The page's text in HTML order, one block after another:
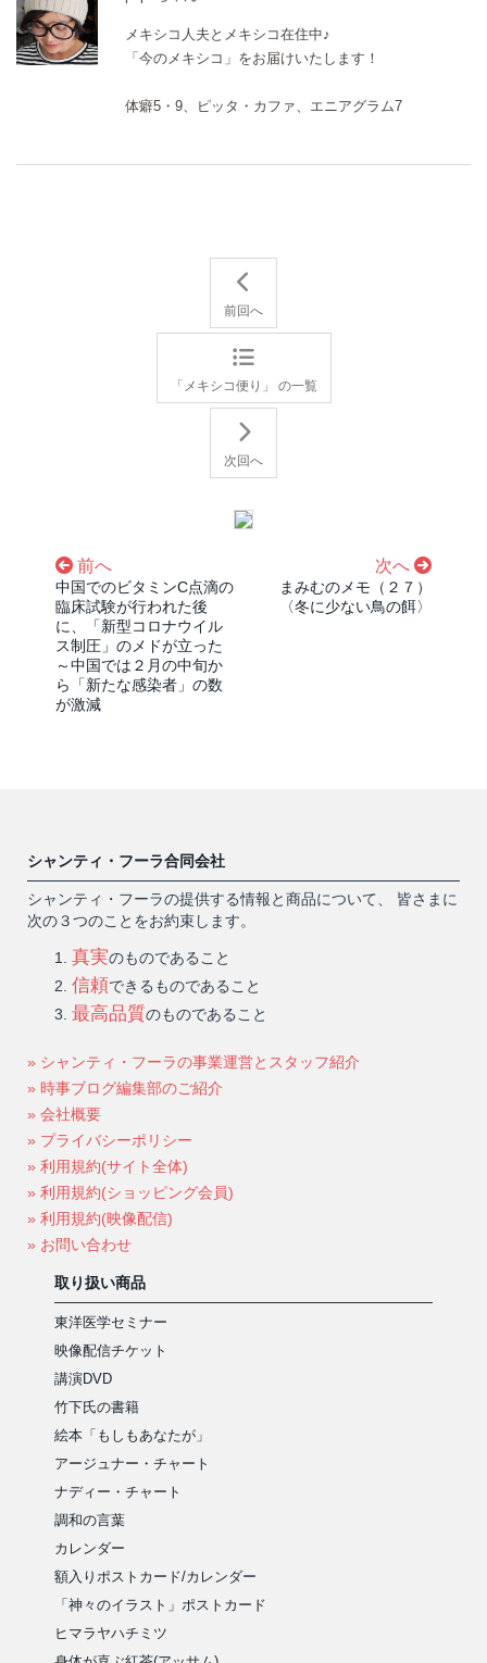
メキシコ人夫とメキシコ在住中♪
「今のメキシコ」をお届けいたします！
体癖5・9、ピッタ・カファ、エニアグラム7
前回へ
「メキシコ便り」 の一覧
次回へ
前へ
中国でのビタミンC点滴の
臨床試験が行われた後
に、「新型コロナウイル
ス制圧」のメドが立った
～中国では２月の中旬か
ら「新たな感染者」の数
が激減
次へ
まみむのメモ（２７）
〈冬に少ない鳥の餌〉
シャンティ・フーラ合同会社
シャンティ・フーラの提供する情報と商品について、 皆さまに
次の３つのことをお約束します。
真実のものであること
信頼できるものであること
最高品質のものであること
» シャンティ・フーラの事業運営とスタッフ紹介
» 時事ブログ編集部のご紹介
» 会社概要
» プライバシーポリシー
» 利用規約(サイト全体)
» 利用規約(ショッピング会員)
» 利用規約(映像配信)
» お問い合わせ
取り扱い商品
東洋医学セミナー
映像配信チケット
講演DVD
竹下氏の書籍
絵本「もしもあなたが」
アージュナー・チャート
ナディー・チャート
調和の言葉
カレンダー
額入りポストカード/カレンダー
「神々のイラスト」ポストカード
ヒマラヤハチミツ